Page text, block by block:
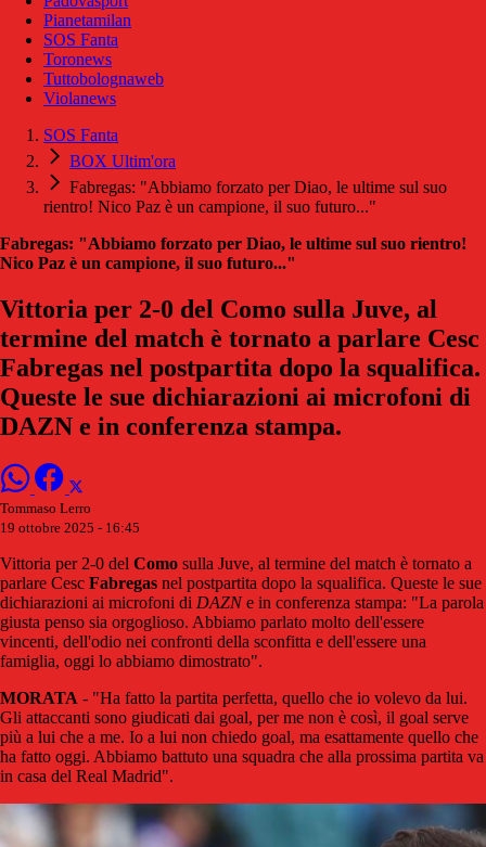
Pianetamilan
SOS Fanta
Toronews
Tuttobolognaweb
Violanews
SOS Fanta
BOX Ultim'ora
Fabregas: "Abbiamo forzato per Diao, le ultime sul suo
rientro! Nico Paz è un campione, il suo futuro..."
Fabregas: "Abbiamo forzato per Diao, le ultime sul suo rientro!
Nico Paz è un campione, il suo futuro..."
Vittoria per 2-0 del Como sulla Juve, al
termine del match è tornato a parlare Cesc
Fabregas nel postpartita dopo la squalifica.
Queste le sue dichiarazioni ai microfoni di
DAZN e in conferenza stampa.
Tommaso Lerro
19 ottobre 2025 - 16:45
Vittoria per 2-0 del Como sulla Juve, al termine del match è tornato a
parlare Cesc Fabregas nel postpartita dopo la squalifica. Queste le sue
dichiarazioni ai microfoni di DAZNe in conferenza stampa: "La parola
giusta penso sia orgoglioso. Abbiamo parlato molto dell'essere
vincenti, dell'odio nei confronti della sconfitta e dell'essere una
famiglia, oggi lo abbiamo dimostrato".
MORATA - "Ha fatto la partita perfetta, quello che io volevo da lui.
Gli attaccanti sono giudicati dai goal, per me non è così, il goal serve
più a lui che a me. Io a lui non chiedo goal, ma esattamente quello che
ha fatto oggi. Abbiamo battuto una squadra che alla prossima partita va
in casa del Real Madrid".